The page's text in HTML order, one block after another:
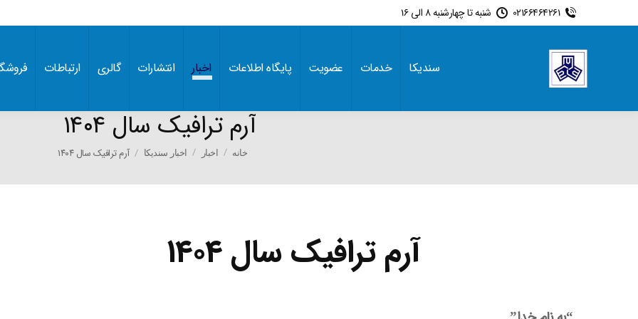
02166464261 شنبه تا چهارشنبه 8 الی 16
سندیکا خدمات عضویت پایگاه اطلاعات اخبار انتشارات گالری ارتباطات
آرم ترافیک سال ۱۴۰۴
You are here:
خانه اخبار اخبار سندیکا آرم ترافیک سال ۱۴۰۴
آرم ترافیک سال ۱۴۰۴